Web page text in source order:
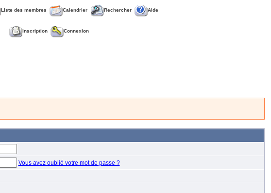
Liste des membres Calendrier Rechercher Aide
Inscription Connexion
Vous avez oublié votre mot de passe ?